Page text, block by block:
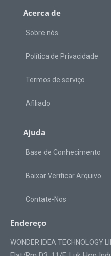
Acerca de
Sobre nós
Política de Privacidade
Termos de serviço
Afiliado
Ajuda
Base de Conhecimento
Baixar Verificar Arquivo
Contate-Nos
Endereço
WONDER IDEA TECHNOLOGY